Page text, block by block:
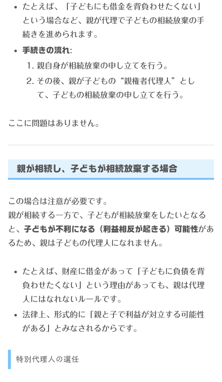
たとえば、「子どもにも借金を背負わせたくない」
という場合など、親が代理で子どもの相続放棄の手
続きを進められます。
手続きの流れ:
親自身が相続放棄の申し立てを行う。
その後、親が子どもの“親権者代理人”とし
て、子どもの相続放棄の申し立てを行う。
ここに問題はありません。
親が相続し、子どもが相続放棄する場合
この場合は注意が必要です。
親が相続する一方で、子どもが相続放棄をしたいとなる
と、 子どもが不利になる（利益相反が起きる）可能性があ
るため、親は子どもの代理人になれません。
たとえば、財産に借金があって「子どもに負債を背
負わせたくない」という理由があっても、親は代理
人にはなれないルールです。
法律上、形式的に「親と子で利益が対立する可能性
がある」とみなされるからです。
特別代理人の選任